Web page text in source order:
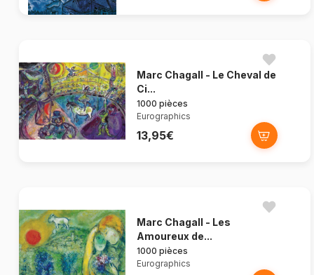
Marc Chagall - Le Cheval de
Ci...
1000 pièces
Eurographics
13,95€
Marc Chagall - Les
Amoureux de...
1000 pièces
Eurographics